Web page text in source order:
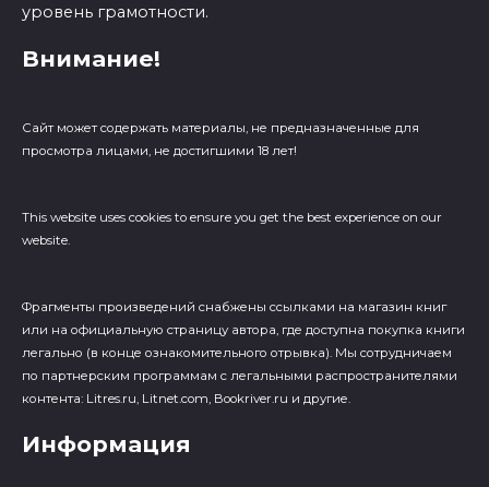
уровень грамотности.
Внимание!
Сайт может содержать материалы, не предназначенные для
просмотра лицами, не достигшими 18 лет!
This website uses cookies to ensure you get the best experience on our
website.
Фрагменты произведений cнабжены ссылками на магазин книг
или на официальную страницу автора, где доступна покупка книги
легально (в конце ознакомительного отрывка). Мы сотрудничаем
по партнерским программам с легальными распространителями
контента: Litres.ru, Litnet.com, Bookriver.ru и другие.
Информация